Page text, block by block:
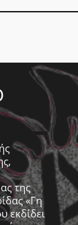
της
«Γη
εκδίδει